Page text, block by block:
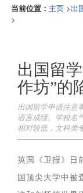
当前位置： 主页 >出
>
出国留
作坊”的
出国留学申请注意
语言成绩。学校名
相对较低，文科类
英国《卫报》日
国顶尖大学中被